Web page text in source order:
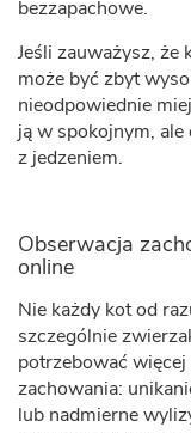
bezzapachowe.
Jeśli zauważysz, że
może być zbyt
nieodpowiednie
ją w spokojnym,
z jedzeniem.
Obserwacja
online
Nie każdy kot od
szczególnie
potrzebować
zachowania:
lub nadmierne